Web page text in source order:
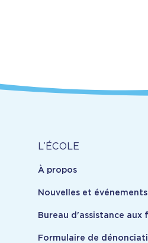
À
propos
L’ÉCOLE
À propos
Nouvelles et événements
Bureau d'assistance aux
Formulaire de